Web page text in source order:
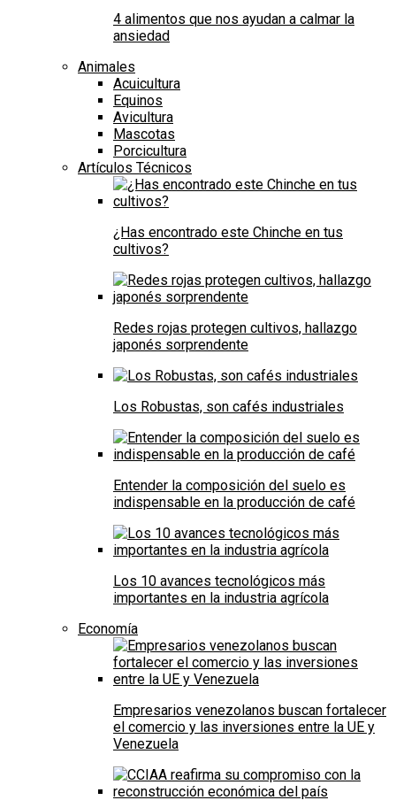
4 alimentos que nos ayudan a calmar la
ansiedad
Animales
Acuicultura
Equinos
Avicultura
Mascotas
Porcicultura
Artículos Técnicos
¿Has encontrado este Chinche en tus
cultivos?
Redes rojas protegen cultivos, hallazgo
japonés sorprendente
Los Robustas, son cafés industriales
Entender la composición del suelo es
indispensable en la producción de café
Los 10 avances tecnológicos más
importantes en la industria agrícola
Economía
Empresarios venezolanos buscan fortalecer
el comercio y las inversiones entre la UE y
Venezuela